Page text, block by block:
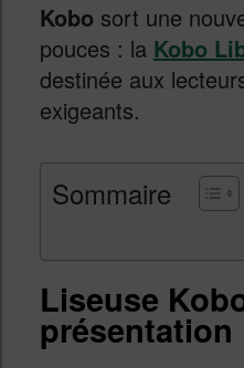
Kobo sort une
pouces : la Kobo
destinée aux
exigeants.
Sommaire
Liseuse
présentation